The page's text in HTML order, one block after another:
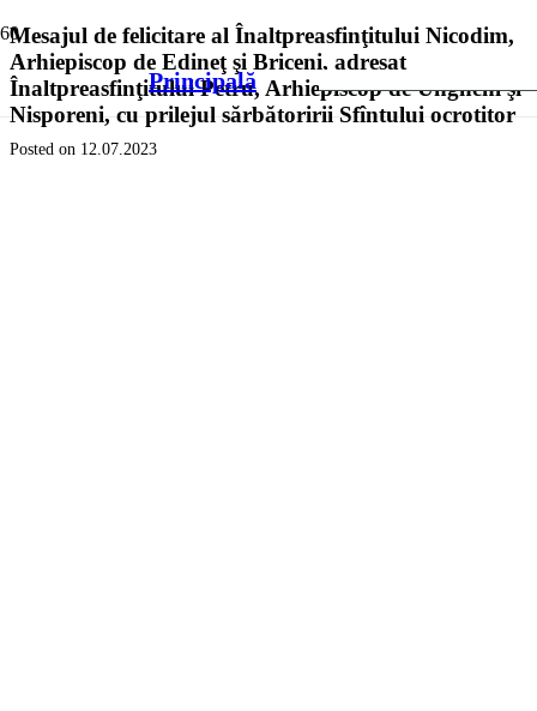
Principală
Mesajul de felicitare al Înaltpreasfinţitului Nicodim,
Arhiepiscop de Edineţ şi Briceni, adresat
Înaltpreasfinţitului Petru, Arhiepiscop de Ungheni şi
Nisporeni, cu prilejul sărbătoririi Sfîntului ocrotitor
Posted on 12.07.2023